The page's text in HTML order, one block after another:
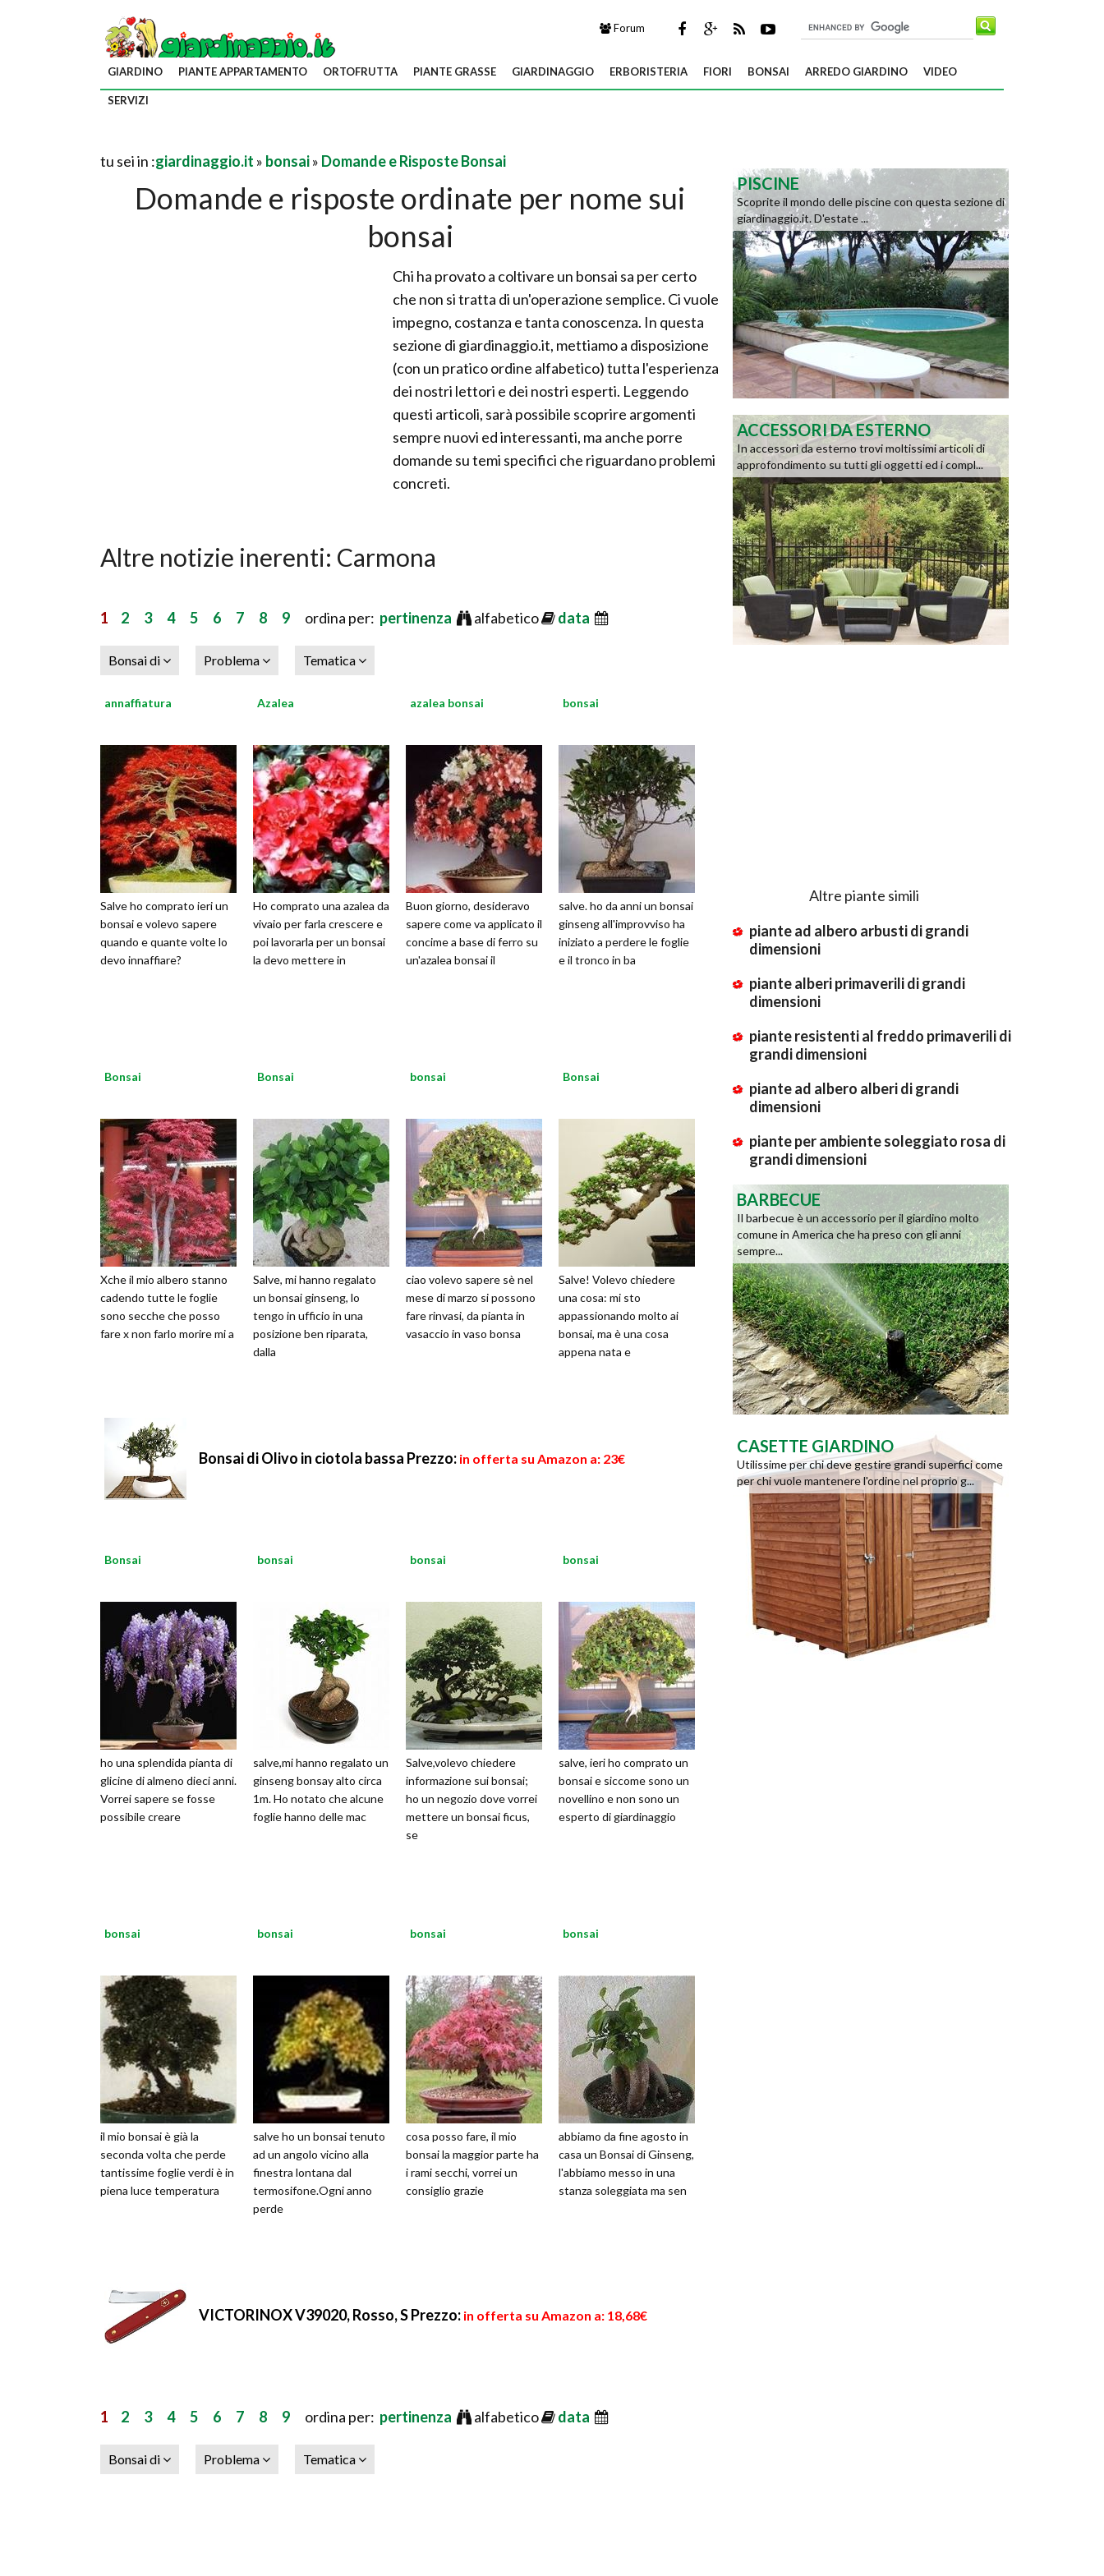
Forum
GIARDINO PIANTE APPARTAMENTO ORTOFRUTTA PIANTE GRASSE GIARDINAGGIO ERBORISTERIA FIORI BONSAI ARREDO GIARDINO VIDEO
SERVIZI
tu sei in :giardinaggio.it » bonsai» Domande e Risposte Bonsai
Domande e risposte ordinate per nome sui
bonsai
Chi ha provato a coltivare un bonsai sa per certo
che non si tratta di un'operazione semplice. Ci vuole
impegno, costanza e tanta conoscenza. In questa
sezione di giardinaggio.it, mettiamo a disposizione
(con un pratico ordine alfabetico) tutta l'esperienza
dei nostri lettori e dei nostri esperti. Leggendo
questi articoli, sarà possibile scoprire argomenti
sempre nuovi ed interessanti, ma anche porre
domande su temi specifici che riguardano problemi
concreti.
Altre notizie inerenti: Carmona
1 2 3 4 5 6 7 8 9 ordina per: pertinenza alfabetico data
Bonsai di Problema Tematica
annaffiatura
Salve ho comprato ieri un
bonsai e volevo sapere
quando e quante volte lo
devo innaffiare?
Azalea
Ho comprato una azalea da
vivaio per farla crescere e
poi lavorarla per un bonsai
la devo mettere in
azalea bonsai
Buon giorno, desideravo
sapere come va applicato il
concime a base di ferro su
un'azalea bonsai il
bonsai
salve. ho da anni un bonsai
ginseng all'improvviso ha
iniziato a perdere le foglie
e il tronco in ba
Bonsai
Xche il mio albero stanno
cadendo tutte le foglie
sono secche che posso
fare x non farlo morire mi a
Bonsai
Salve, mi hanno regalato
un bonsai ginseng, lo
tengo in ufficio in una
posizione ben riparata,
dalla
bonsai
ciao volevo sapere sè nel
mese di marzo si possono
fare rinvasi, da pianta in
vasaccio in vaso bonsa
Bonsai
Salve! Volevo chiedere
una cosa: mi sto
appassionando molto ai
bonsai, ma è una cosa
appena nata e
Bonsai di Olivo in ciotola bassa Prezzo: in offerta su Amazon a: 23€
Bonsai
ho una splendida pianta di
glicine di almeno dieci anni.
Vorrei sapere se fosse
possibile creare
bonsai
salve,mi hanno regalato un
ginseng bonsay alto circa
1m. Ho notato che alcune
foglie hanno delle mac
bonsai
Salve,volevo chiedere
informazione sui bonsai;
ho un negozio dove vorrei
mettere un bonsai ficus,
se
bonsai
salve, ieri ho comprato un
bonsai e siccome sono un
novellino e non sono un
esperto di giardinaggio
bonsai
il mio bonsai è già la
seconda volta che perde
tantissime foglie verdi è in
piena luce temperatura
bonsai
salve ho un bonsai tenuto
ad un angolo vicino alla
finestra lontana dal
termosifone.Ogni anno
perde
bonsai
cosa posso fare, il mio
bonsai la maggior parte ha
i rami secchi, vorrei un
consiglio grazie
bonsai
abbiamo da fine agosto in
casa un Bonsai di Ginseng,
l'abbiamo messo in una
stanza soleggiata ma sen
VICTORINOX V39020, Rosso, SPrezzo: in offerta su Amazon a: 18,68€
1 2 3 4 5 6 7 8 9 ordina per: pertinenza alfabetico data
Bonsai di Problema Tematica
PISCINE
Scoprite il mondo delle piscine con questa sezione di
giardinaggio.it. D'estate ...
ACCESSORI DA ESTERNO
In accessori da esterno trovi moltissimi articoli di
approfondimento su tutti gli oggetti ed i compl...
Altre piante simili
piante ad albero arbusti di grandi
dimensioni
piante alberi primaverili di grandi
dimensioni
piante resistenti al freddo primaverili di
grandi dimensioni
piante ad albero alberi di grandi
dimensioni
piante per ambiente soleggiato rosa di
grandi dimensioni
BARBECUE
Il barbecue è un accessorio per il giardino molto
comune in America che ha preso con gli anni
sempre...
CASETTE GIARDINO
Utilissime per chi deve gestire grandi superfici come
per chi vuole mantenere l'ordine nel proprio g...